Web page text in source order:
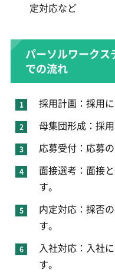
定対応など
パーソルワークス
での流れ
採用計画：採用
母集団形成：採
応募受付：応募
面接選考：面接
す。
内定対応：採否
す。
入社対応：入社
す。